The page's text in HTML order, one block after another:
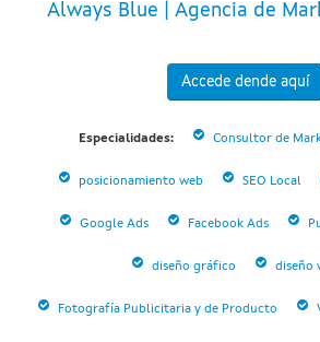
Always Blue | Agencia de
Accede dende aquí
Especialidades: Consultor de
posicionamiento web SEO Local
Google Ads Facebook Ads
diseño gráfico diseño
Fotografía Publicitaria y de Producto